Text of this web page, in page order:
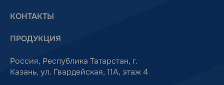
КОНТАКТЫ
ПРОДУКЦИЯ
Россия, Республика Татарстан, г.
Казань, ул. Гвардейская, 11А, этаж 4